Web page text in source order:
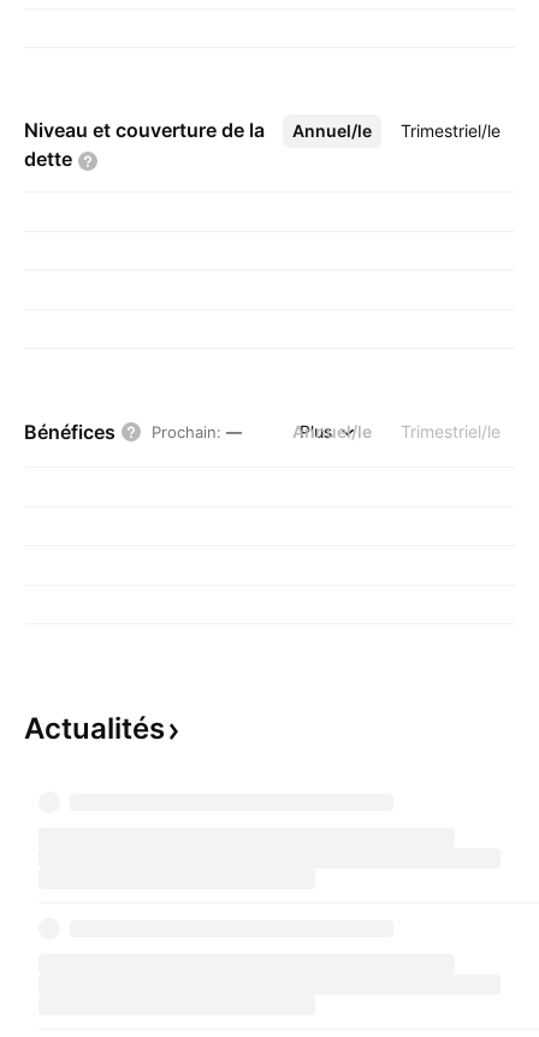
Niveau et couverture de la
dette
Annuel/le Trimestriel/le
Plus
Bénéfices Prochain: — Annuel/le Trimestriel/le
Plus
Actualités